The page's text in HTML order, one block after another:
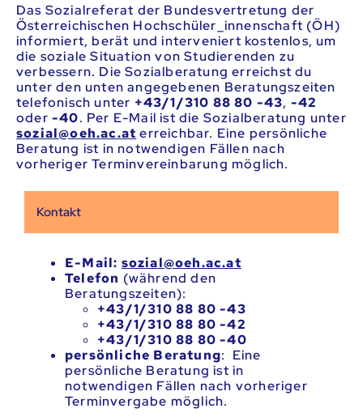
Das Sozialreferat der Bundesvertretung der
Österreichischen Hochschüler_innenschaft (ÖH)
informiert, berät und interveniert kostenlos, um
die soziale Situation von Studierenden zu
verbessern. Die Sozialberatung erreichst du
unter den unten angegebenen Beratungszeiten
telefonisch unter +43/1/310 88 80 -43, -42
oder -40. Per E-Mail ist die Sozialberatung unter
ta.ca.heo@laizos erreichbar. Eine persönliche
Beratung ist in notwendigen Fällen nach
vorheriger Terminvereinbarung möglich.
Kontakt
E-Mail: ta.ca.heo@laizos
Telefon (während den
Beratungszeiten):
+43/1/310 88 80 -43
+43/1/310 88 80 -42
+43/1/310 88 80 -40
persönliche Beratung: Eine
persönliche Beratung ist in
notwendigen Fällen nach vorheriger
Terminvergabe möglich.